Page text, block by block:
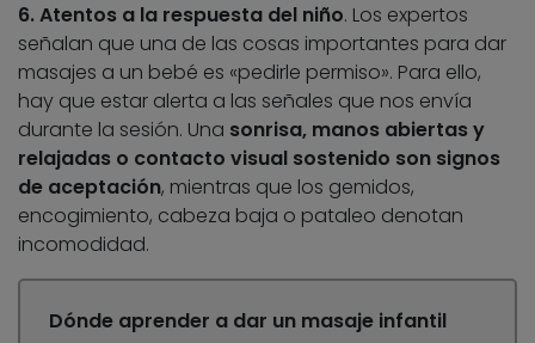
6. Atentos a la respuesta del niño. Los expertos
señalan que una de las cosas importantes para dar
masajes a un bebé es «pedirle permiso». Para ello,
hay que estar alerta a las señales que nos envía
durante la sesión. Una sonrisa, manos abiertas y
relajadas o contacto visual sostenido son signos
de aceptación, mientras que los gemidos,
encogimiento, cabeza baja o pataleo denotan
incomodidad.
Dónde aprender a dar un masaje infantil